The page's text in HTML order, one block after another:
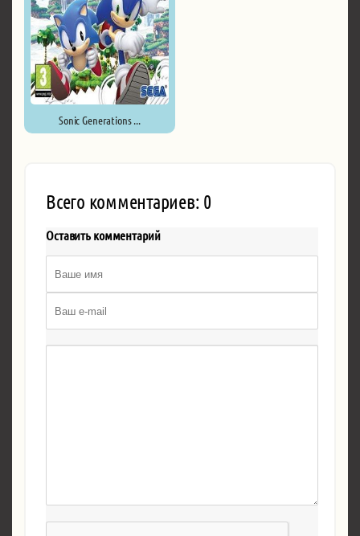
Sonic Generations ...
Всего комментариев: 0
Оставить комментарий